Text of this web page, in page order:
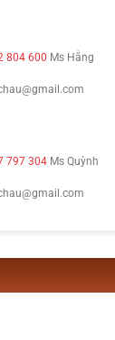
804 600 Ms Hằng
797 304 Ms Quỳnh